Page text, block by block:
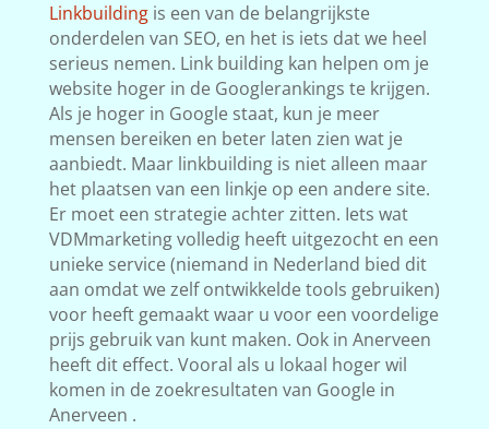
Linkbuildingis een van de belangrijkste
onderdelen van SEO, en het is iets dat we heel
serieus nemen. Link building kan helpen om je
website hoger in de Googlerankings te krijgen.
Als je hoger in Google staat, kun je meer
mensen bereiken en beter laten zien wat je
aanbiedt. Maar linkbuilding is niet alleen maar
het plaatsen van een linkje op een andere site.
Er moet een strategie achter zitten. Iets wat
VDMmarketing volledig heeft uitgezocht en een
unieke service (niemand in Nederland bied dit
aan omdat we zelf ontwikkelde tools gebruiken)
voor heeft gemaakt waar u voor een voordelige
prijs gebruik van kunt maken. Ook in Anerveen
heeft dit effect. Vooral als u lokaal hoger wil
komen in de zoekresultaten van Google in
Anerveen .